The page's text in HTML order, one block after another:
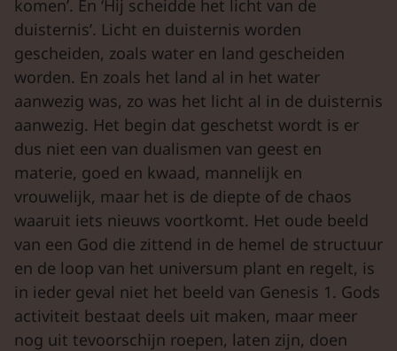
komen’. En ‘Hij scheidde het licht van de
duisternis’. Licht en duisternis worden
gescheiden, zoals water en land gescheiden
worden. En zoals het land al in het water
aanwezig was, zo was het licht al in de duisternis
aanwezig. Het begin dat geschetst wordt is er
dus niet een van dualismen van geest en
materie, goed en kwaad, mannelijk en
vrouwelijk, maar het is de diepte of de chaos
waaruit iets nieuws voortkomt. Het oude beeld
van een God die zittend in de hemel de structuur
en de loop van het universum plant en regelt, is
in ieder geval niet het beeld van Genesis 1. Gods
activiteit bestaat deels uit maken, maar meer
nog uit tevoorschijn roepen, laten zijn, doen